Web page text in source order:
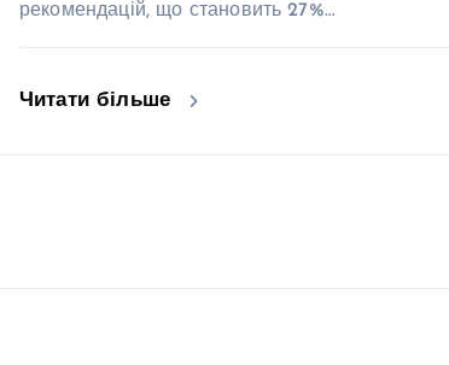
рекомендацій, що становить 27%…
Читати більше